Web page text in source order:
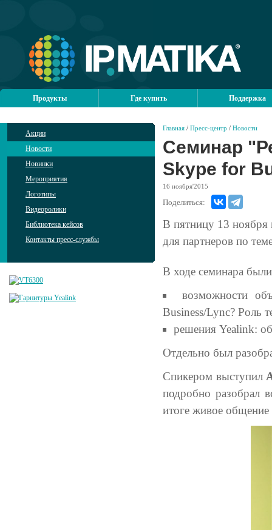
Продукты Где купить Поддержка
Акции
Новости
Новинки
Мероприятия
Логотипы
Видеоролики
Библиотека кейсов
Контакты пресс-службы
Главная / Пресс-центр / Новости
Семинар
Skype for
16 ноября'2015
Поделиться:
В пятницу 13
для партнеров по
В ходе семинара
возможности
Business/Lync? Роль
решения Yealink:
Отдельно был
Спикером выступил
подробно разобрал
итоге живое общение